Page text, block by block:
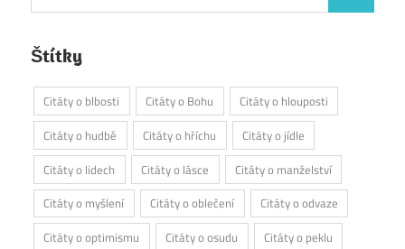
Štítky
Citáty o blbosti Citáty o Bohu
Citáty o hlouposti
Citáty o hudbě
Citáty o hříchu
Citáty o jídle
Citáty o lidech
Citáty o lásce
Citáty o manželství
Citáty o myšlení
Citáty o oblečení
Citáty o odvaze
Citáty o optimismu
Citáty o osudu Citáty o peklu